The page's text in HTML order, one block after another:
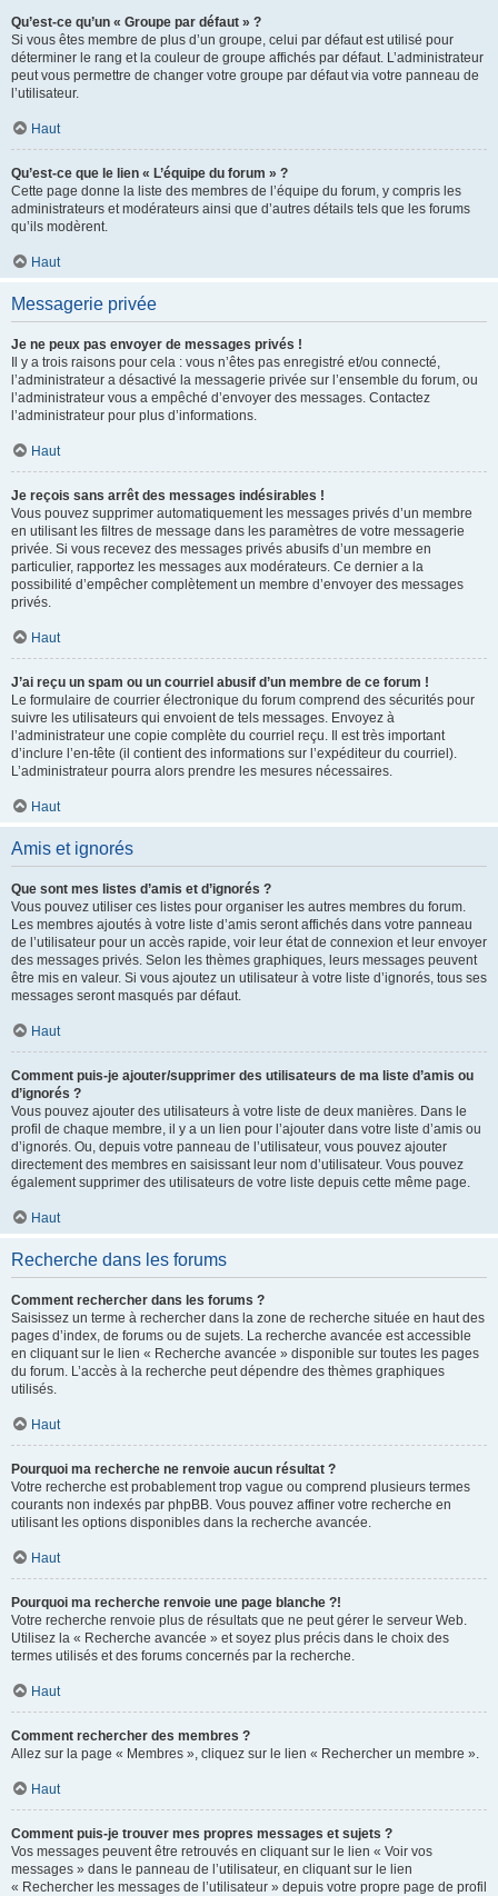
Qu’est-ce qu’un « Groupe par défaut » ?
Si vous êtes membre de plus d’un groupe, celui par défaut est utilisé pour
déterminer le rang et la couleur de groupe affichés par défaut. L’administrateur
peut vous permettre de changer votre groupe par défaut via votre panneau de
l’utilisateur.
Haut
Qu’est-ce que le lien « L’équipe du forum » ?
Cette page donne la liste des membres de l’équipe du forum, y compris les
administrateurs et modérateurs ainsi que d’autres détails tels que les forums
qu’ils modèrent.
Haut
Messagerie privée
Je ne peux pas envoyer de messages privés !
Il y a trois raisons pour cela : vous n’êtes pas enregistré et/ou connecté,
l’administrateur a désactivé la messagerie privée sur l’ensemble du forum, ou
l’administrateur vous a empêché d’envoyer des messages. Contactez
l’administrateur pour plus d’informations.
Haut
Je reçois sans arrêt des messages indésirables !
Vous pouvez supprimer automatiquement les messages privés d’un membre
en utilisant les filtres de message dans les paramètres de votre messagerie
privée. Si vous recevez des messages privés abusifs d’un membre en
particulier, rapportez les messages aux modérateurs. Ce dernier a la
possibilité d’empêcher complètement un membre d’envoyer des messages
privés.
Haut
J’ai reçu un spam ou un courriel abusif d’un membre de ce forum !
Le formulaire de courrier électronique du forum comprend des sécurités pour
suivre les utilisateurs qui envoient de tels messages. Envoyez à
l’administrateur une copie complète du courriel reçu. Il est très important
d’inclure l’en-tête (il contient des informations sur l’expéditeur du courriel).
L’administrateur pourra alors prendre les mesures nécessaires.
Haut
Amis et ignorés
Que sont mes listes d’amis et d’ignorés ?
Vous pouvez utiliser ces listes pour organiser les autres membres du forum.
Les membres ajoutés à votre liste d’amis seront affichés dans votre panneau
de l’utilisateur pour un accès rapide, voir leur état de connexion et leur envoyer
des messages privés. Selon les thèmes graphiques, leurs messages peuvent
être mis en valeur. Si vous ajoutez un utilisateur à votre liste d’ignorés, tous ses
messages seront masqués par défaut.
Haut
Comment puis-je ajouter/supprimer des utilisateurs de ma liste d’amis ou
d’ignorés ?
Vous pouvez ajouter des utilisateurs à votre liste de deux manières. Dans le
profil de chaque membre, il y a un lien pour l’ajouter dans votre liste d’amis ou
d’ignorés. Ou, depuis votre panneau de l’utilisateur, vous pouvez ajouter
directement des membres en saisissant leur nom d’utilisateur. Vous pouvez
également supprimer des utilisateurs de votre liste depuis cette même page.
Haut
Recherche dans les forums
Comment rechercher dans les forums ?
Saisissez un terme à rechercher dans la zone de recherche située en haut des
pages d’index, de forums ou de sujets. La recherche avancée est accessible
en cliquant sur le lien « Recherche avancée » disponible sur toutes les pages
du forum. L’accès à la recherche peut dépendre des thèmes graphiques
utilisés.
Haut
Pourquoi ma recherche ne renvoie aucun résultat ?
Votre recherche est probablement trop vague ou comprend plusieurs termes
courants non indexés par phpBB. Vous pouvez affiner votre recherche en
utilisant les options disponibles dans la recherche avancée.
Haut
Pourquoi ma recherche renvoie une page blanche ?!
Votre recherche renvoie plus de résultats que ne peut gérer le serveur Web.
Utilisez la « Recherche avancée » et soyez plus précis dans le choix des
termes utilisés et des forums concernés par la recherche.
Haut
Comment rechercher des membres ?
Allez sur la page « Membres », cliquez sur le lien « Rechercher un membre ».
Haut
Comment puis-je trouver mes propres messages et sujets ?
Vos messages peuvent être retrouvés en cliquant sur le lien « Voir vos
messages » dans le panneau de l’utilisateur, en cliquant sur le lien
« Rechercher les messages de l’utilisateur » depuis votre propre page de profil